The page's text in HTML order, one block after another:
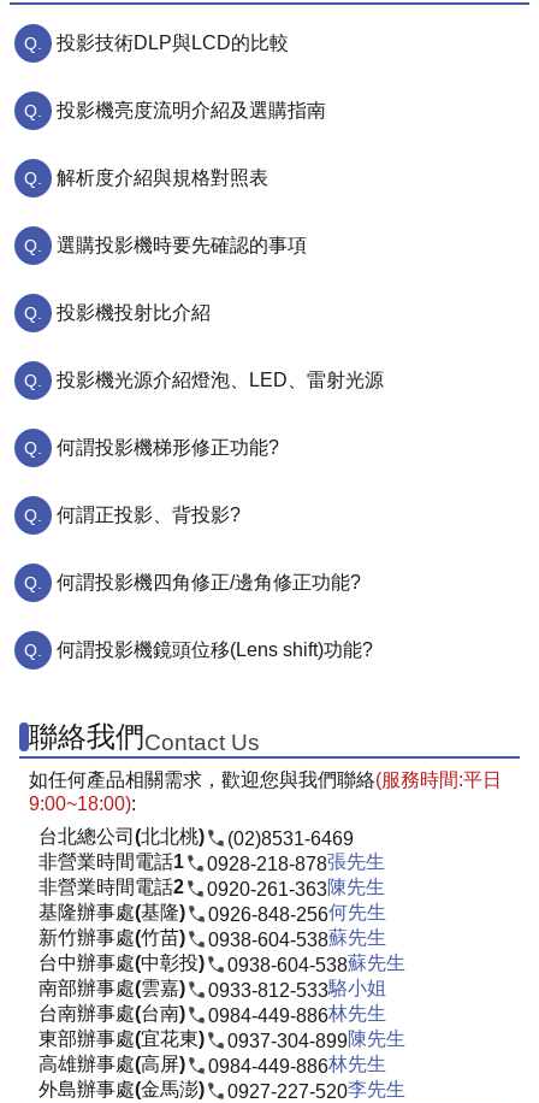
投影技術DLP與LCD的比較
投影機亮度流明介紹及選購指南
解析度介紹與規格對照表
選購投影機時要先確認的事項
投影機投射比介紹
投影機光源介紹燈泡、LED、雷射光源
何謂投影機梯形修正功能?
何謂正投影、背投影?
何謂投影機四角修正/邊角修正功能?
何謂投影機鏡頭位移(Lens shift)功能?
聯絡我們Contact Us
如任何產品相關需求，歡迎您與我們聯絡(服務時間:平日
9:00~18:00):
台北總公司(北北桃)
(02)8531-6469
非營業時間電話1
0928-218-878張先生
非營業時間電話2
0920-261-363陳先生
基隆辦事處(基隆)
0926-848-256何先生
新竹辦事處(竹苗)
0938-604-538蘇先生
台中辦事處(中彰投)
0938-604-538蘇先生
南部辦事處(雲嘉)
0933-812-533駱小姐
台南辦事處(台南)
0984-449-886林先生
東部辦事處(宜花東)
0937-304-899陳先生
高雄辦事處(高屏)
0984-449-886林先生
外島辦事處(金馬澎)
0927-227-520李先生